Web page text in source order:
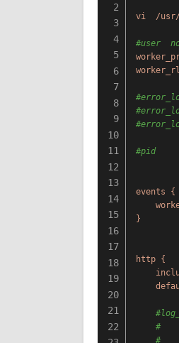
2
3
4
5
6
7
8
9
10
11
12
13
14
15
16
17
18
19
20
21
22
vi /
#user
#pid
events
{
}
http {
#
#